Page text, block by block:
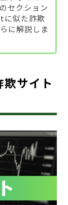
セクション
似た詐欺
に解説しま
サイト